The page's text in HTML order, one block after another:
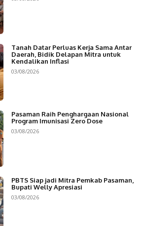
Tanah Datar Perluas Kerja Sama Antar
Daerah, Bidik Delapan Mitra untuk
Kendalikan Inflasi
03/08/2026
Pasaman Raih Penghargaan Nasional
Program Imunisasi Zero Dose
03/08/2026
PBTS Siap jadi Mitra Pemkab Pasaman,
Bupati Welly Apresiasi
03/08/2026